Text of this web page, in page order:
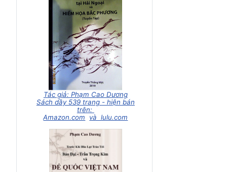
Tác giả: Phạm Cao Dương
Sách dầy 539 trang - hiện bán
trên:
Amazon.com
và lulu.com